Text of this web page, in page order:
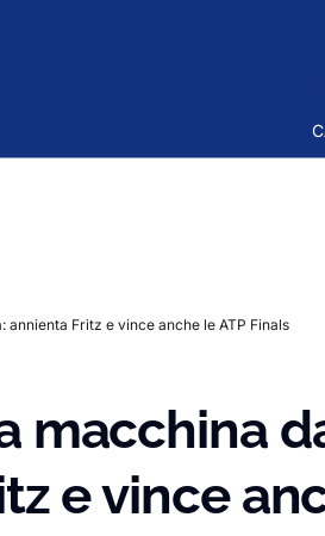
annienta Fritz e vince anche le ATP Finals
macchina
e vince